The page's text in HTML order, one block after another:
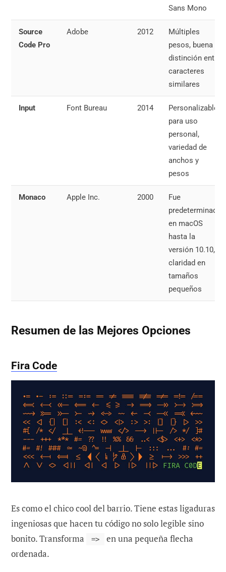
Sans Mono
Source
Code Pro
Adobe 2012
Múltiples
pesos, buena
distinción entre
caracteres
similares
Input Font Bureau 2014
Personalizable
para uso
personal,
variedad de
anchos y
pesos
Monaco Apple Inc. 2000
Fue
predeterminada
en macOS
hasta la
versión 10.10,
claridad en
tamaños
pequeños
Resumen de las Mejores Opciones
Fira Code
Es como el chico cool del barrio. Tiene estas ligaduras
ingeniosas que hacen tu código no solo legible sino
bonito. Transforma
=>
en una pequeña flecha
ordenada.